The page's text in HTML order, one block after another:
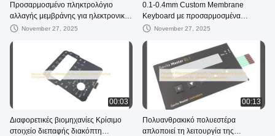
Προσαρμοσμένο πληκτρολόγιο
αλλαγής μεμβράνης για ηλεκτρονικές
συσκευές
November 27, 2025
0.1-0.4mm Custom Membrane
Keyboard με προσαρμοσμένα
γραφικά και διάταξη
November 27, 2025
00:03
Διαφορετικές βιομηχανίες Κρίσιμο
στοιχείο διεπαφής διακόπτη
00:13
Πολυανθρακικό πολυεστέρα
απλοποιεί τη λειτουργία της